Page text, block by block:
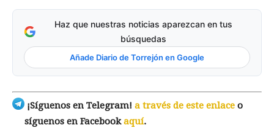
Haz que nuestras noticias aparezcan en tus
búsquedas
Añade Diario de Torrejón en Google
¡Síguenos en Telegram! a través de este enlace o
síguenos en Facebookaquí.